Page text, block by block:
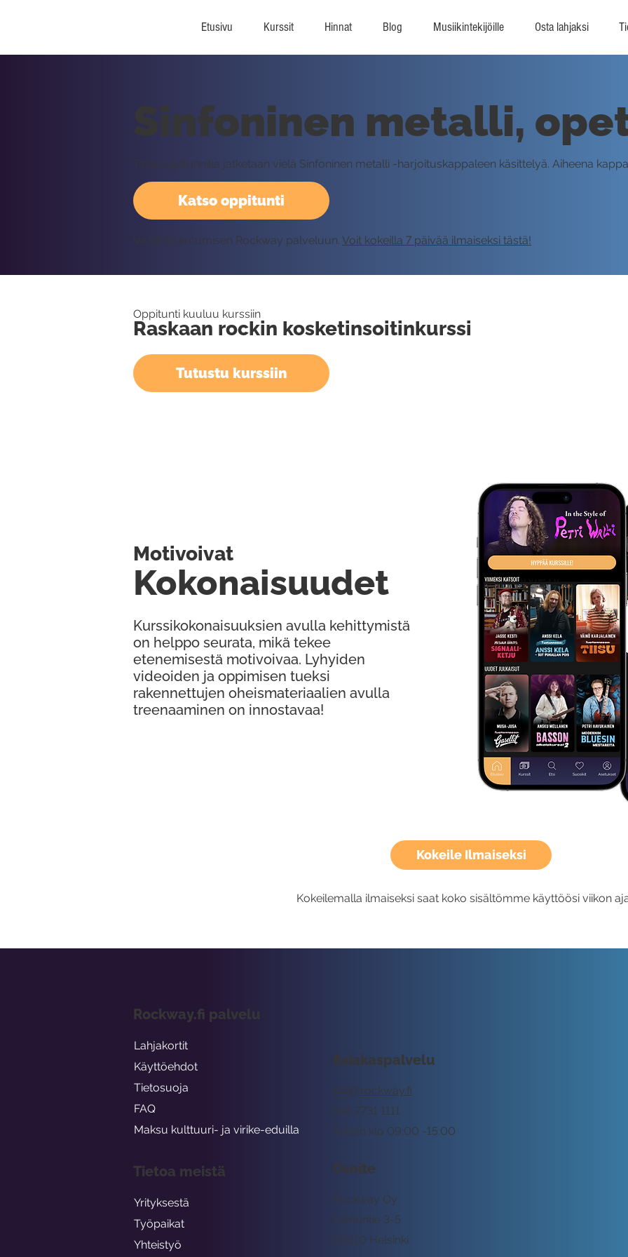
Etusivu Kurssit Hinnat Blog Musiikintekijöille Osta lahjaksi
Kokeile Ilmaiseksi
Kokeilemalla ilmaiseksi saat koko sisältömme käyttöösi viikon
Katso oppitunti
Sinfoninen metalli,
Tällä oppitunnilla jatketaan vielä Sinfoninen metalli -harjoituskappaleen käsittelyä. Aiheena
Vaatii kirjautumisen Rockway palveluun. Voit kokeilla 7 päivää ilmaiseksi tästä!
Oppitunti kuuluu kurssiin
Raskaan rockin kosketinsoitinkurssi
Tutustu kurssiin
Kurssikokonaisuuksien avulla kehittymistä
on helppo seurata, mikä tekee
etenemisestä motivoivaa. Lyhyiden
videoiden ja oppimisen tueksi
rakennettujen oheismateriaalien avulla
treenaaminen on innostavaa!
Kokonaisuudet
Motivoivat
Asiakaspalvelu
tuki@rockway.fi
Arkisin klo 09:00 -15:00
045 7731 1111
Osoite
Rockway Oy
Lemuntie 3-5
00510 Helsinki
Rockway.fi palvelu
Lahjakortit
Käyttöehdot
Tietosuoja
FAQ
Maksu kulttuuri- ja virike-eduilla
Tietoa meistä
Yrityksestä
Työpaikat
Yhteistyö